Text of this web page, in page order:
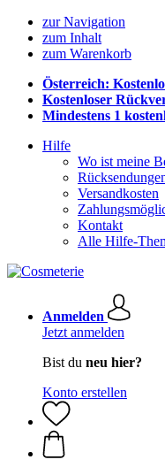
zur Navigation
zum Inhalt
zum Warenkorb
Österreich:
Kostenloser
Mindestens 1
Hilfe
Wo ist meine
Versandkosten
Kontakt
Alle Hilfe-
Anmelden
Jetzt anmelden
Bist du neu hier?
Konto erstellen